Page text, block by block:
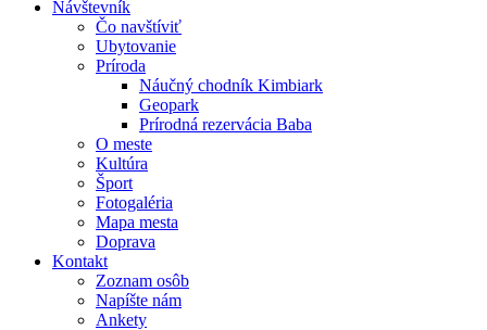
Návštevník
Čo navštíviť
Ubytovanie
Príroda
Náučný chodník Kimbiark
Geopark
Prírodná rezervácia Baba
O meste
Kultúra
Šport
Fotogaléria
Mapa mesta
Doprava
Kontakt
Zoznam osôb
Napíšte nám
Ankety